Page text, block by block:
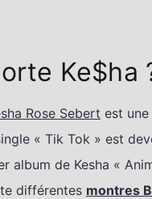
Ke$ha
Rose Sebert est
« Tik Tok » est
album de Kesha «
différentes montres